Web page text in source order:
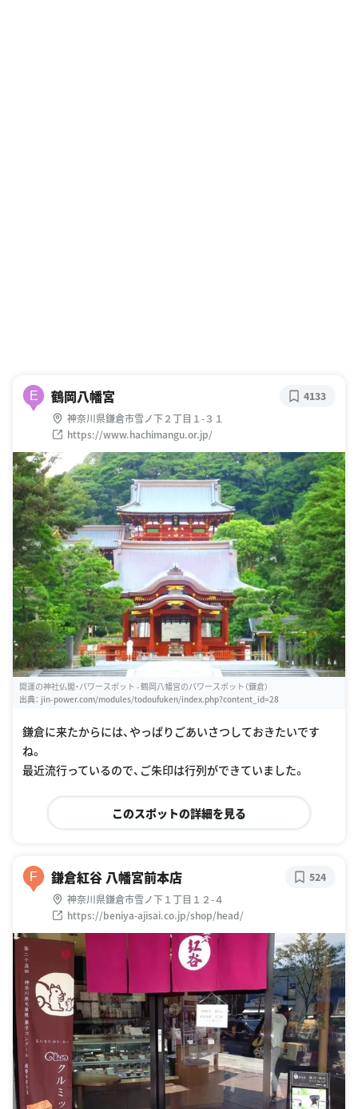
E 鶴岡八幡宮
神奈川県鎌倉市雪ノ下２丁目１-３１
https://www.hachimangu.or.jp/
4133
開運の神社仏閣・パワースポット - 鶴岡八幡宮のパワースポット（鎌倉）
出典： jin-power.com/modules/todoufuken/index.php?content_id=28
鎌倉に来たからには、やっぱりごあいさつしておきたいです
ね。
最近流行っているので、ご朱印は行列ができていました。
このスポットの詳細を見る
F 鎌倉紅谷 八幡宮前本店
神奈川県鎌倉市雪ノ下１丁目１２-４
https://beniya-ajisai.co.jp/shop/head/
524